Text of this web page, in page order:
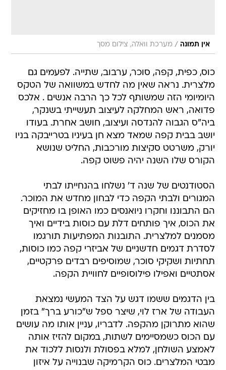
אין תמונה / מערכת וואלה, צילום מסך
כוס, כפית, קפה, סוכר, ערבוב, שתייה. לפעמים גם
מלצרית. נראה שאין מה לחדש במשוואה של הטקס
היומיומי הזה שמשותף לכל כך הרבה אנשים . אלכס
פדואה, ראש המחלקה לעיצוב תעשייתי בשנקר,
ביה"ס הגבוה להנדסה ועיצוב, חושב אחרת. בעודו
יושב בבית קפה שמאד מצא חן בעיניו בטרייבקה בניו
יורק, משרטט סקיצות מורכבות, החליט שנושא
הקורס שלו השנה יהיה פשוט קפה.
הסטודנטים של שנה ד' נשלחו בהנחייתו לבתי
המגורים ולבתי הקפה כדי לבחון מחדש את המוכר.
הם התבוננו וחקרו ניואנסים כמו האופן בו מחזיקים
את הכוס, איך פותחים דלת עם כוסות בידיים ואיך
מסמנים למלצרית. התובנות המפתיעות תורגמו
לסדרת דגמים חדשניים של אביזרי קפה כמו כוסות,
תחתיות ושקיקי סוכר, שמוסיפים רבדים פרקטיים,
אסתטיים ואפילו פילוסופיים לחוויית הקפה.
בין הדגמים ששמו דגש על הצד המעשי נמצאת
העבודה של ארז לוי, שיצר ספל ש"כורע ברך" בזמן
שהוא מתרוקן מהקפה. לדבריו, עניין אותו מה עושים
עם הכוס כשמסיימים לשתות, במקום להזיז אותה
לאמצע השולחן, למלא בפסולת ולנסות ללכוד את
מבטי המלצרים. כוס הקרמיקה שבנוייה על איזון